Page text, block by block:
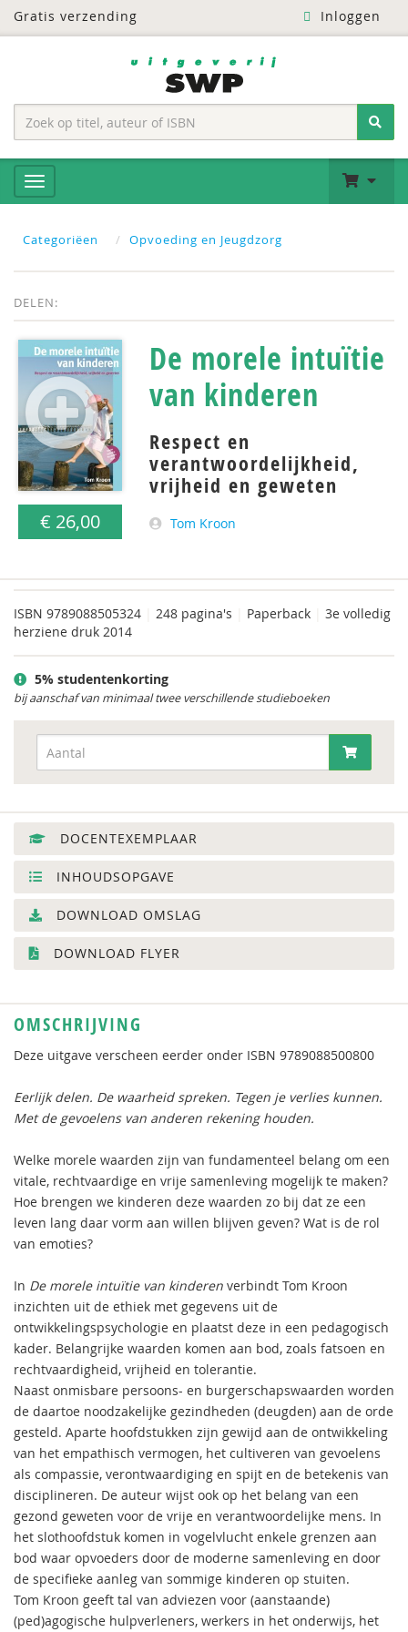
Gratis verzending Inloggen
Categoriëen Opvoeding en Jeugdzorg
DELEN:
€ 26,00
De morele intuïtie
van kinderen
Respect en
verantwoordelijkheid,
vrijheid en geweten
Tom Kroon
ISBN 9789088505324 248 pagina's Paperback
3e volledig
herziene druk 2014
5% studentenkorting
bij aanschaf van minimaal twee verschillende studieboeken
DOCENTEXEMPLAAR
INHOUDSOPGAVE
DOWNLOAD OMSLAG
DOWNLOAD FLYER
OMSCHRIJVING
Deze uitgave verscheen eerder onder ISBN 9789088500800
Eerlijk delen. De waarheid spreken. Tegen je verlies kunnen.
Met de gevoelens van anderen rekening houden.
Welke morele waarden zijn van fundamenteel belang om een
vitale, rechtvaardige en vrije samenleving mogelijk te maken?
Hoe brengen we kinderen deze waarden zo bij dat ze een
leven lang daar vorm aan willen blijven geven? Wat is de rol
van emoties?
In De morele intuïtie van kinderen verbindt Tom Kroon
inzichten uit de ethiek met gegevens uit de
ontwikkelingspsychologie en plaatst deze in een pedagogisch
kader. Belangrijke waarden komen aan bod, zoals fatsoen en
rechtvaardigheid, vrijheid en tolerantie.
Naast onmisbare persoons- en burgerschapswaarden worden
de daartoe noodzakelijke gezindheden (deugden) aan de orde
gesteld. Aparte hoofdstukken zijn gewijd aan de ontwikkeling
van het empathisch vermogen, het cultiveren van gevoelens
als compassie, verontwaardiging en spijt en de betekenis van
disciplineren. De auteur wijst ook op het belang van een
gezond geweten voor de vrije en verantwoordelijke mens. In
het slothoofdstuk komen in vogelvlucht enkele grenzen aan
bod waar opvoeders door de moderne samenleving en door
de specifieke aanleg van sommige kinderen op stuiten.
Tom Kroon geeft tal van adviezen voor (aanstaande)
(ped)agogische hulpverleners, werkers in het onderwijs, het